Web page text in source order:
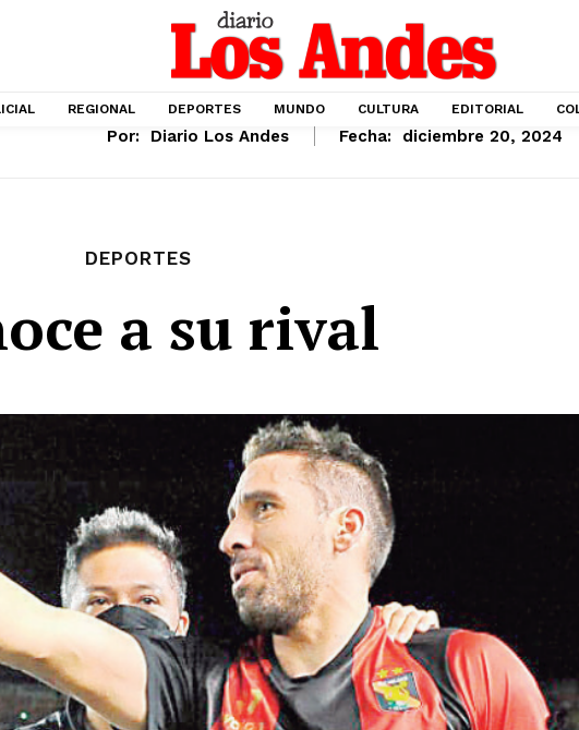
REGIONAL DEPORTES MUNDO CULTURA EDITORIAL
Por: Diario Los Andes Fecha: diciembre 20, 2024
DEPORTES
a su rival